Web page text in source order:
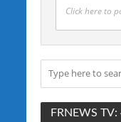
Click here to
FRNEWS